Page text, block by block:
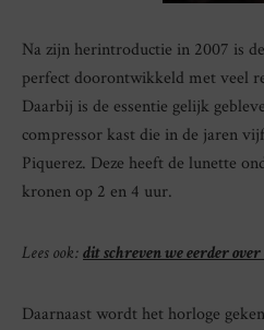
Na zijn herintroductie in 2007 is de
perfect doorontwikkeld met veel
Daarbij is de essentie gelijk
compressor kast die in de jaren
Piquerez. Deze heeft de lunette
kronen op 2 en 4 uur.
Lees ook:dit schreven we eerder
Daarnaast wordt het horloge